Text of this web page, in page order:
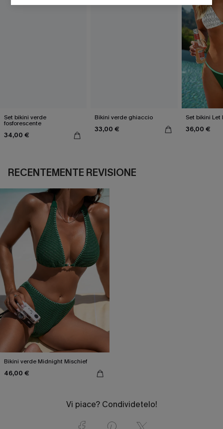
Set bikini verde
fosforescente
34,00 €
Bikini verde ghiaccio
33,00 €
Set bikini Let
36,00 €
RECENTEMENTE REVISIONE
Bikini verde Midnight Mischief
46,00 €
Vi piace? Condividetelo!